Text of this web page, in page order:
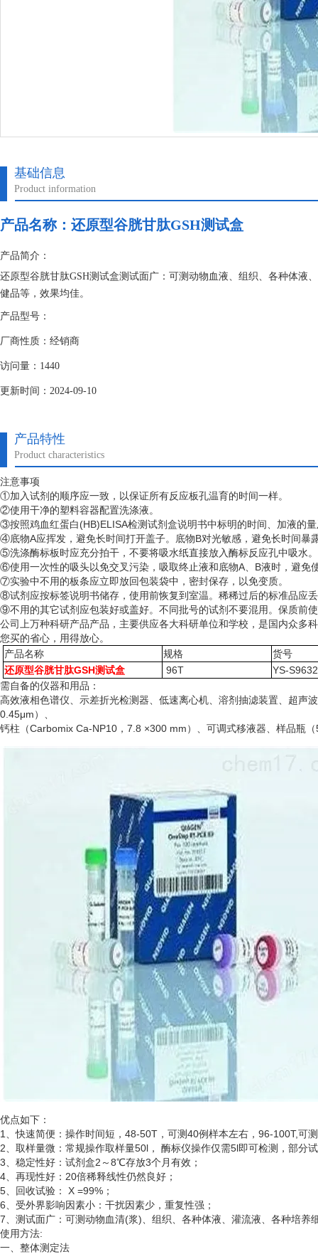
基础信息
Product information
产品名称： 还原型谷胱甘肽GSH测试盒
产品简介：
还原型谷胱甘肽GSH测试盒测试面广：可测动物血液、组织、各种体
健品等，效果均佳。
产品型号：
厂商性质：经销商
访问量：1440
更新时间：2024-09-10
产品特性
Product characteristics
注意事项
①加入试剂的顺序应一致，以保证所有反应板孔温育的时间一样。
②使用干净的塑料容器配置洗涤液。
③按照鸡血红蛋白(HB)ELISA检测试剂盒说明书中标明的时间、加液的
④底物A应挥发，避免长时间打开盖子。底物B对光敏感，避免长时间暴
⑤洗涤酶标板时应充分拍干，不要将吸水纸直接放入酶标反应孔中吸水。
⑥使用一次性的吸头以免交叉污染，吸取终止液和底物A、B液时，避免
⑦实验中不用的板条应立即放回包装袋中，密封保存，以免变质。
⑧试剂应按标签说明书储存，使用前恢复到室温。稀稀过后的标准品应
⑨不用的其它试剂应包装好或盖好。不同批号的试剂不要混用。保质前
公司上万种科研产品产品，主要供应各大科研单位和学校，是国内众多
您买的省心，用得放心。
产品名称
规格
货号
还原型谷胱甘肽GSH测试盒
96T
YS-
需自备的仪器和用品：
高效液相色谱仪、示差折光检测器、低速离心机、溶剂抽滤装置、超声
0.45μm）、
钙柱（Carbomix Ca-NP10，7.8 ×300 mm）、可调式移液器、样品瓶
优点如下：
1、快速简便：操作时间短，48-50T，可测40例样本左右，96-100T,可
2、取样量微：常规操作取样量50l， 酶标仪操作仅需5l即可检测，部分
3、稳定性好：试剂盒2～8℃存放3个月有效；
4、再现性好：20倍稀释线性仍然良好；
5、回收试验： X =99%；
6、受外界影响因素小：干扰因素少，重复性强；
7、测试面广：可测动物血清(浆)、组织、各种体液、灌流液、各种培
使用方法:
一、整体测定法